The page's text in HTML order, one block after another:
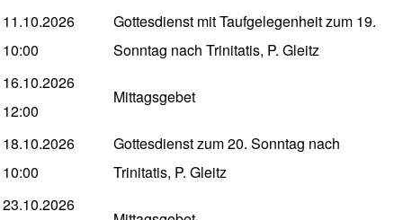
11.10.2026
10:00
Gottesdienst mit Taufgelegenheit zum 19.
Sonntag nach Trinitatis, P. Gleitz
16.10.2026
12:00
Mittagsgebet
18.10.2026
10:00
Gottesdienst zum 20. Sonntag nach
Trinitatis, P. Gleitz
23.10.2026